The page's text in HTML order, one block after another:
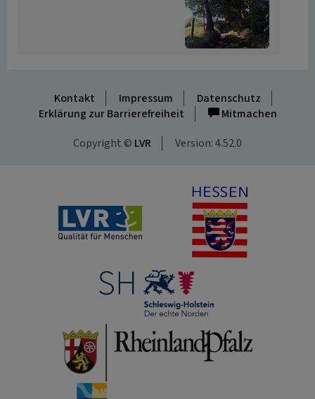
Kontakt Impressum
Datenschutz
Erklärung zur Barrierefreiheit
Mitmachen
Copyright © LVR Version: 4.52.0